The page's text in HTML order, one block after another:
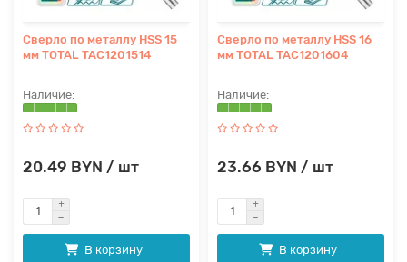
Сверло по металлу HSS 15
мм TOTAL TAC1201514
20.49 BYN / шт
В корзину
Сверло по металлу HSS 16
мм TOTAL TAC1201604
23.66 BYN / шт
В корзину